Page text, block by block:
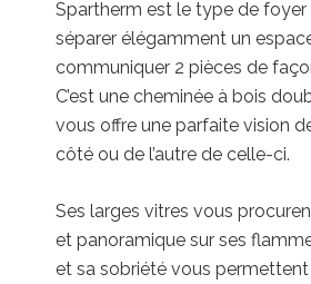
Spartherm est le type de
séparer élégamment un
communiquer 2 pièces de
C’est une cheminée à bois
vous offre une parfaite vision
côté ou de l’autre de celle-ci.
Ses larges vitres vous
et panoramique sur ses
et sa sobriété vous permettent